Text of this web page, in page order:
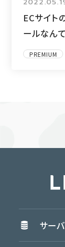
ECサイト
ールなん
ECサイト
PREMIUM
サー